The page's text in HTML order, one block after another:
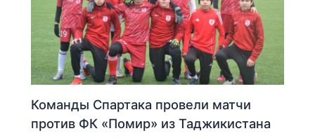
Команды Спартака провели матчи
против ФК «Помир» из Таджикистана